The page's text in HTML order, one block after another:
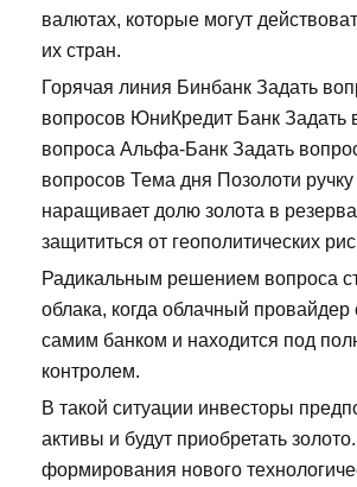
валютах, которые могут
их стран.
Горячая линия Бинбанк Задать
вопросов ЮниКредит Банк Задать
вопроса Альфа-Банк Задать
вопросов Тема дня Позолоти
наращивает долю золота в
защититься от геополитических
Радикальным решением вопроса
облака, когда облачный провайдер
самим банком и находится под
контролем.
В такой ситуации инвесторы
активы и будут приобретать
формирования нового